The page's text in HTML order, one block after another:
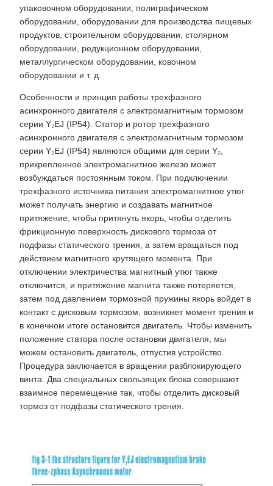
упаковочном оборудовании, полиграфическом
оборудовании, оборудовании для производства пищевых
продуктов, строительном оборудовании, столярном
оборудовании, редукционном оборудовании,
металлургическом оборудовании, ковочном
оборудовании и т. д.
Особенности и принцип работы трехфазного
асинхронного двигателя с электромагнитным тормозом
серии Y₂EJ (IP54). Статор и ротор трехфазного
асинхронного двигателя с электромагнитным тормозом
серии Y₂EJ (IP54) являются общими для серии Y₂,
прикрепленное электромагнитное железо может
возбуждаться постоянным током. При подключении
трехфазного источника питания электромагнитное утюг
может получать энергию и создавать магнитное
притяжение, чтобы притянуть якорь, чтобы отделить
фрикционную поверхность дискового тормоза от
подфазы статического трения, а затем вращаться под
действием магнитного крутящего момента. При
отключении электричества магнитный утюг также
отключится, и притяжение магнита также потеряется,
затем под давлением тормозной пружины якорь войдет в
контакт с дисковым тормозом, возникнет момент трения и
в конечном итоге остановится двигатель. Чтобы изменить
положение статора после остановки двигателя, мы
можем остановить двигатель, отпустив устройство.
Процедура заключается в вращении разблокирующего
винта. Два специальных скользящих блока совершают
взаимное перемещение так, чтобы отделить дисковый
тормоз от подфазы статического трения.